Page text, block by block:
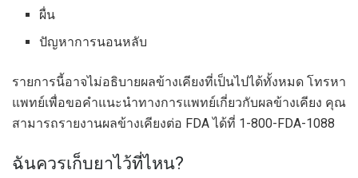
ผื่น
ปัญหาการนอนหลับ
รายการนี้อาจไม่อธิบายผลข้างเคียงที่เป็นไปได้ทั้งหมด โทรหา
แพทย์เพื่อขอคำแนะนำทางการแพทย์เกี่ยวกับผลข้างเคียง คุณ
สามารถรายงานผลข้างเคียงต่อ FDA ได้ที่ 1-800-FDA-1088
ฉันควรเก็บยาไว้ที่ไหน?